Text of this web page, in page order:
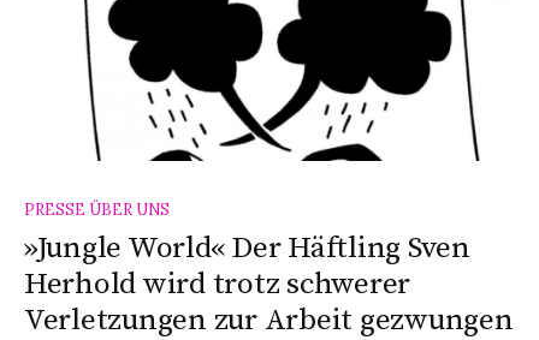
PRESSE ÜBER UNS
»Jungle World« Der Häftling Sven
Herhold wird trotz schwerer
Verletzungen zur Arbeit gezwungen